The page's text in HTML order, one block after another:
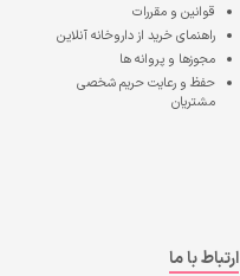
قوانین و مقررات
راهنمای خرید از داروخانه آنلاین
مجوزها و پروانه ها
حفظ و رعایت حریم شخصی
مشتریان
ارتباط با ما